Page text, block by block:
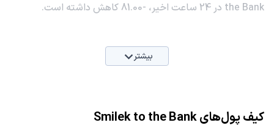
the Bank در 24 ساعت اخیر، -81.00 کاهش داشته است.
بیشتر
کیف پول‌های Smilek to the Bank